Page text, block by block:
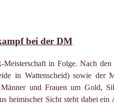
bei der DM
in Folge. Nach
in Wattenscheid) sowie der
und Frauen um Gold,
heimischer Sicht steht dabei